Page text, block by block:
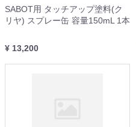
SABOT用 タッチアップ塗料(ク
リヤ) スプレー缶 容量150mL 1本
¥ 13,200